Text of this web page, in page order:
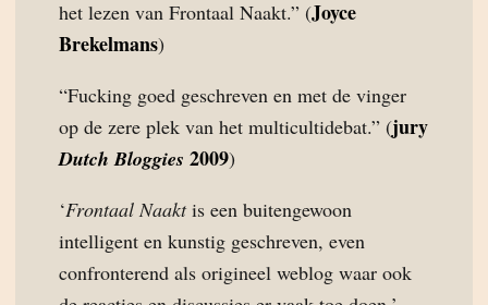
het lezen van Frontaal Naakt.” (Joyce
Brekelmans)
“Fucking goed geschreven en met de vinger
op de zere plek van het multicultidebat.” (jury
Dutch Bloggies 2009)
‘Frontaal Naaktis een buitengewoon
intelligent en kunstig geschreven, even
confronterend als origineel weblog waar ook